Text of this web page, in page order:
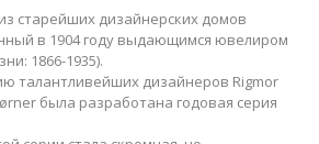
старейших дизайнерских домов
в 1904 году выдающимся ювелиром
1866-1935).
талантливейших дизайнеров Rigmor
была разработана годовая серия